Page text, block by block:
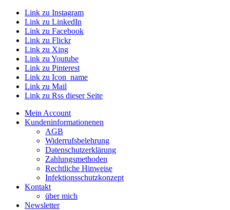
Link zu Instagram
Link zu LinkedIn
Link zu Facebook
Link zu Flickr
Link zu Xing
Link zu Youtube
Link zu Pinterest
Link zu Icon_name
Link zu Mail
Link zu Rss dieser Seite
Mein Account
Kundeninformationenen
AGB
Widerrufsbelehrung
Datenschutzerklärung
Zahlungsmethoden
Rechtliche Hinweise
Infektionsschutzkonzept
Kontakt
über mich
Newsletter